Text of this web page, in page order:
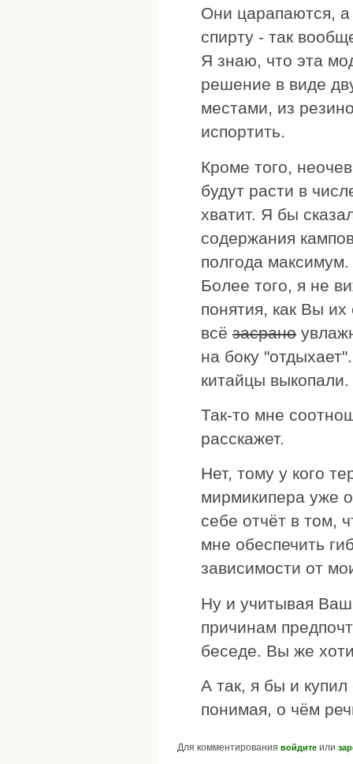
Они царапаются, а
спирту - так
Я знаю, что эта
решение в виде
местами, из
испортить.
Кроме того,
будут расти в
хватит. Я бы
содержания
полгода максимум.
Более того, я не
понятия, как Вы
всё засрано
на боку
китайцы выкопали.
Так-то мне
расскажет.
Нет, тому у кого
мирмикипера уже
себе отчёт в том,
мне обеспечить
зависимости от
Ну и учитывая
причинам
беседе. Вы же
А так, я бы и
понимая, о чём
Для комментирования войдите или